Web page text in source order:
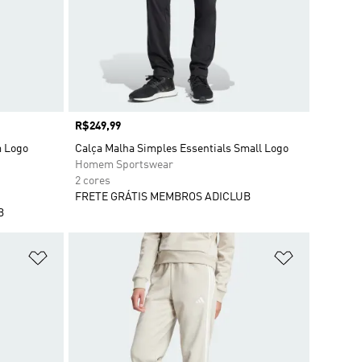
Logo
Preço
R$249,99
Calça Malha Simples Essentials Small Logo
Homem Sportswear
2 cores
FRETE GRÁTIS MEMBROS ADICLUB
Adicionar à Lista de Desejos